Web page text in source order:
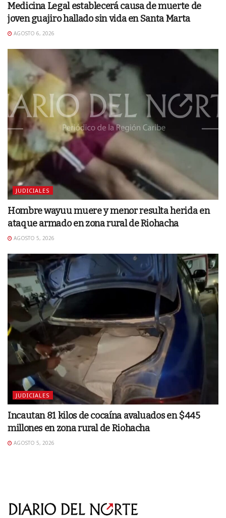
Medicina Legal establecerá causa de muerte de
joven guajiro hallado sin vida en Santa Marta
AGOSTO 6, 2026
JUDICIALES
Hombre wayuu muere y menor resulta herida en
ataque armado en zona rural de Riohacha
AGOSTO 5, 2026
JUDICIALES
Incautan 81 kilos de cocaína avaluados en $445
millones en zona rural de Riohacha
AGOSTO 5, 2026